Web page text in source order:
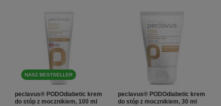
NASZ BESTSELLER
peclavus® PODOdiabetic krem
do stóp z mocznikiem, 100 ml
peclavus® PODOdiabetic krem
do stóp z mocznikiem, 30 ml